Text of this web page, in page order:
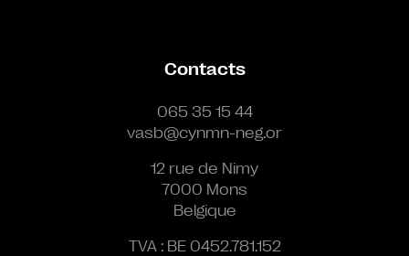
Contacts
065 35 15 44
vasb@cynmn-neg.or
12 rue de Nimy
7000 Mons
Belgique
TVA : BE 0452.781.152